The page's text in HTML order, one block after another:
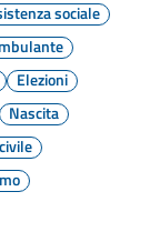
sociale
Elezioni
Nascita